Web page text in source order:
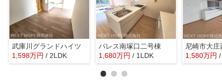
武庫川グランドハイツ
1,598万円 / 2LDK
パレス南塚口二号棟
1,680万円 / 1LDK 1,580万円